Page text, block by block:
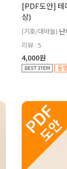
[PDF도안] 테
상)
(기호/대바늘)
리뷰 : 5
4,000원